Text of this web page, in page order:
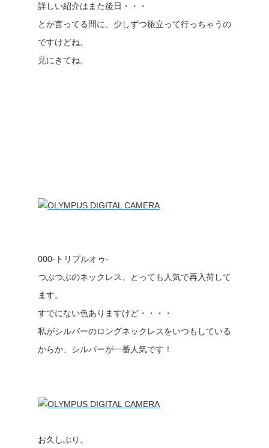
詳しい紹介はまた後日・・・
とか言ってる間に、少しずつ旅立って行っちゃうの
ですけどね。
見にきてね。
000-トリプルオゥ-
つぶつぶのネックレス、とっても人気で再入荷して
ます。
すでにない色ありますけど・・・・
私がシルバーのロングネックレスをいつもしている
からか、シルバーが一番人気です！
お久しぶり。